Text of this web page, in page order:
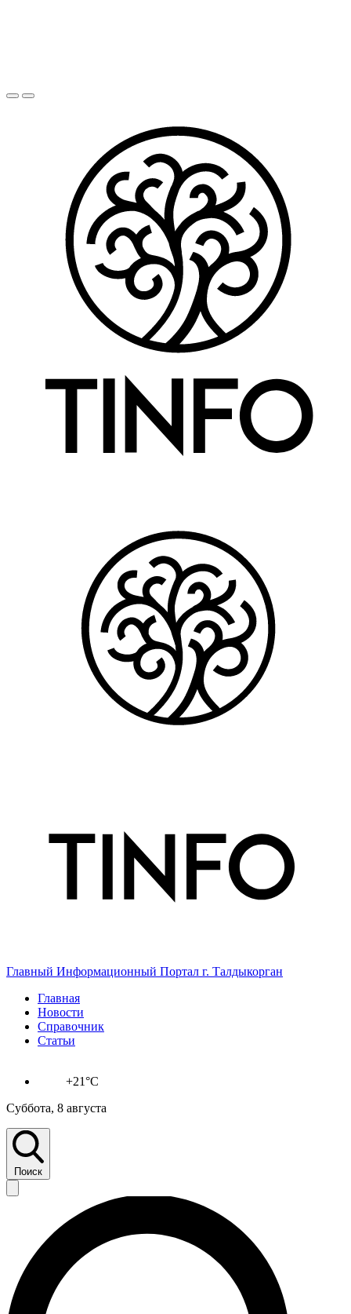
Главный Информационный Портал г. Талдыкорган
Главная
Новости
Справочник
Статьи
+21°C
Суббота, 8 августа
Поиск